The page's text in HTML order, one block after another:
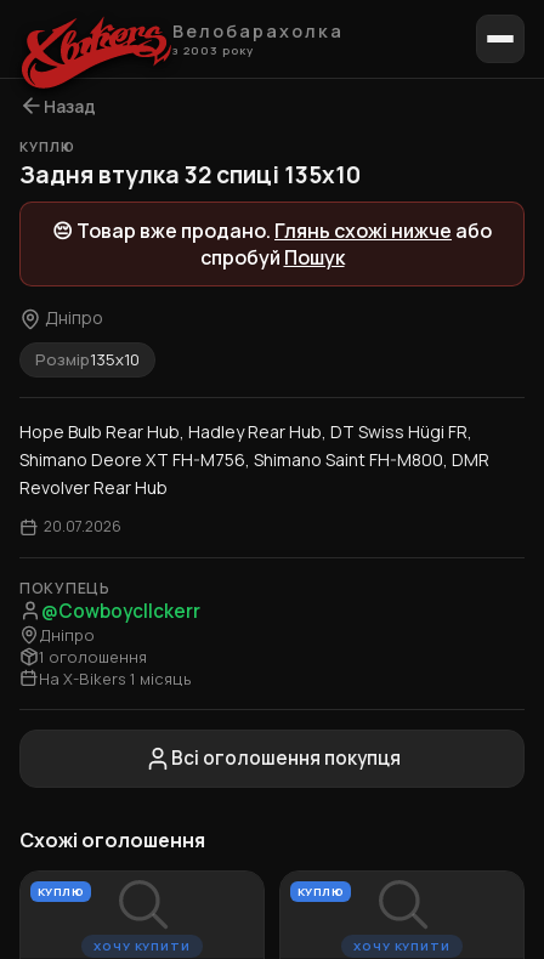
Велобарахолка
з 2003 року
Назад
КУПЛЮ
Задня втулка 32 спиці 135x10
😔 Товар вже продано. Глянь схожі нижче або
спробуй Пошук
Дніпро
Розмір135x10
Hope Bulb Rear Hub, Hadley Rear Hub, DT Swiss Hügi FR,
Shimano Deore XT FH-M756, Shimano Saint FH-M800, DMR
Revolver Rear Hub
20.07.2026
ПОКУПЕЦЬ
@Cowboycllckerr
Дніпро
1 оголошення
На X-Bikers 1 місяць
Всі оголошення покупця
Схожі оголошення
ХОЧУ КУПИТИ
КУПЛЮ
ХОЧУ КУПИТИ
КУПЛЮ